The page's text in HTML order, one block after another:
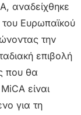
αναδείχθηκε
Ευρωπαϊκού
την
επιβολή
που θα
είναι
για τη